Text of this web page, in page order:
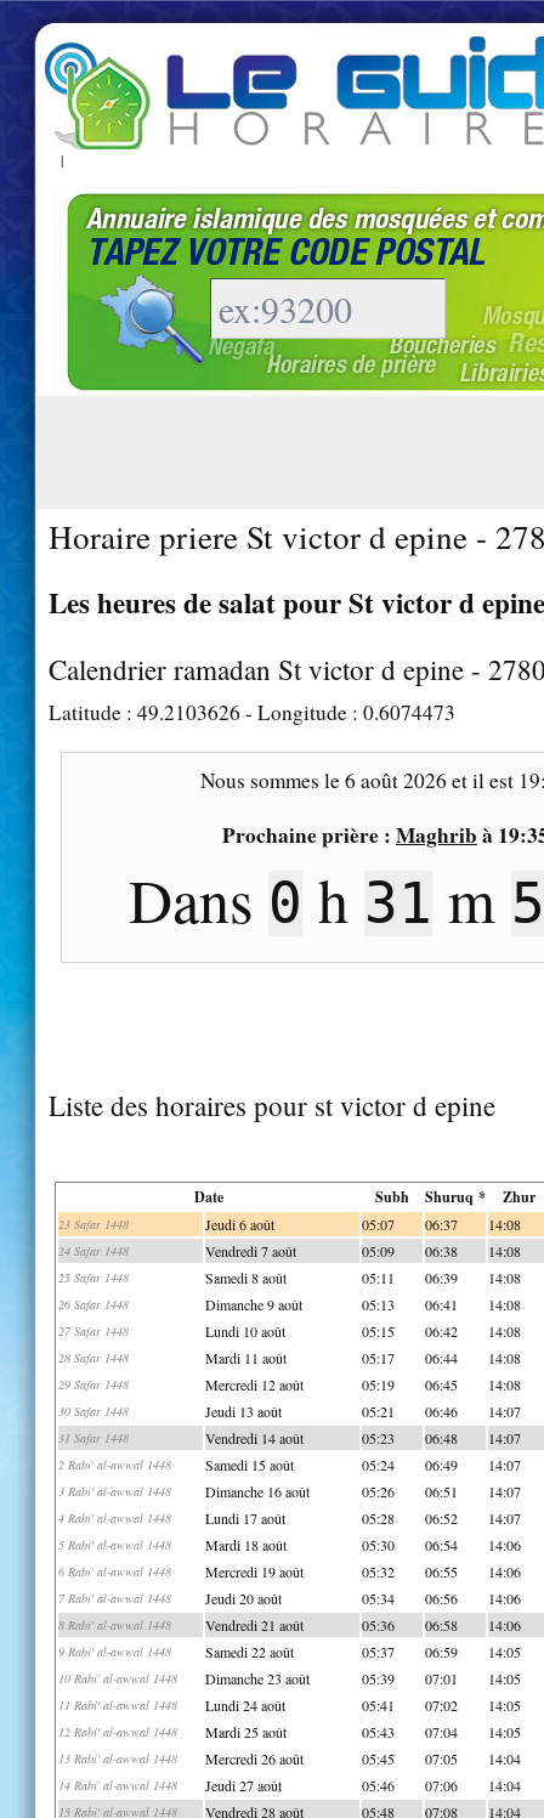
|
Horaire priere St victor d epine -
Les heures de salat pour St victor d
Calendrier ramadan St victor d epine -
Latitude : 49.2103626 - Longitude : 0.6074473
Nous sommes le6 août 2026 et il est
Prochaine prière : Maghrib à
Dans 0 h 31 m
Liste des horaires pour st victor d epine
Date Subh Shuruq * Zhur
23 Safar 1448 Jeudi 6 août 05:07 06:37 14:08
24 Safar 1448 Vendredi 7 août 05:09 06:38 14:08
25 Safar 1448 Samedi 8 août 05:11 06:39 14:08
26 Safar 1448 Dimanche 9 août 05:13 06:41 14:08
27 Safar 1448 Lundi 10 août 05:15 06:42 14:08
28 Safar 1448 Mardi 11 août 05:17 06:44 14:08
29 Safar 1448 Mercredi 12 août 05:19 06:45 14:08
30 Safar 1448 Jeudi 13 août 05:21 06:46 14:07
31 Safar 1448 Vendredi 14 août 05:23 06:48 14:07
2 Rabi' al-awwal 1448 Samedi 15 août 05:24 06:49 14:07
3 Rabi' al-awwal 1448 Dimanche 16 août 05:26 06:51 14:07
4 Rabi' al-awwal 1448 Lundi 17 août 05:28 06:52 14:07
5 Rabi' al-awwal 1448 Mardi 18 août 05:30 06:54 14:06
6 Rabi' al-awwal 1448 Mercredi 19 août 05:32 06:55 14:06
7 Rabi' al-awwal 1448 Jeudi 20 août 05:34 06:56 14:06
8 Rabi' al-awwal 1448 Vendredi 21 août 05:36 06:58 14:06
9 Rabi' al-awwal 1448 Samedi 22 août 05:37 06:59 14:05
10 Rabi' al-awwal 1448 Dimanche 23 août 05:39 07:01 14:05
11 Rabi' al-awwal 1448 Lundi 24 août 05:41 07:02 14:05
12 Rabi' al-awwal 1448 Mardi 25 août 05:43 07:04 14:05
13 Rabi' al-awwal 1448 Mercredi 26 août 05:45 07:05 14:04
14 Rabi' al-awwal 1448 Jeudi 27 août 05:46 07:06 14:04
15 Rabi' al-awwal 1448 Vendredi 28 août 05:48 07:08 14:04